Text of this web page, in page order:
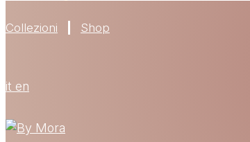
Collezioni Shop
it en